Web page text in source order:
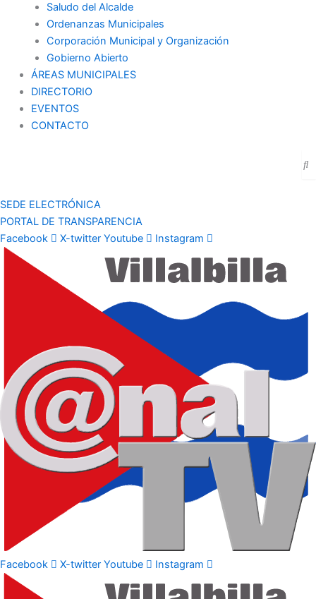
Saludo del Alcalde
Ordenanzas Municipales
Corporación Municipal y Organización
Gobierno Abierto
ÁREAS MUNICIPALES
DIRECTORIO
EVENTOS
CONTACTO
SEDE ELECTRÓNICA
PORTAL DE TRANSPARENCIA
Facebook
X-twitter Youtube Instagram
Facebook X-twitter Youtube Instagram